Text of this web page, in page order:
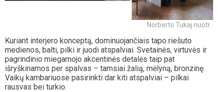
Norberto Tukaj nuotr.
Kuriant interjero konceptą, dominuojančiais tapo riešuto
medienos, balti, pilki ir juodi atspalviai. Svetainės, virtuvės ir
pagrindinio miegamojo akcentinės detalės taip pat
išryškinamos per spalvas – tamsiai žalią, mėlyną, bronzinę.
Vaikų kambariuose pasirinkti dar kiti atspalviai – pilkai
rausvas bei turkio.